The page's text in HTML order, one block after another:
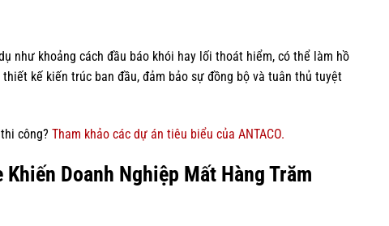
như khoảng cách đầu báo khói hay lối thoát hiểm, có thể làm hồ
kế kiến trúc ban đầu, đảm bảo sự đồng bộ và tuân thủ tuyệt
công? Tham khảo các dự án tiêu biểu của ANTACO.
Doanh Nghiệp Mất Hàng Trăm